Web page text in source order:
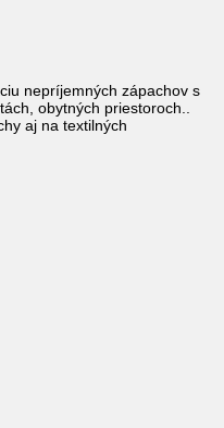
nepríjemných zápachov s
obytných priestoroch..
aj na textilných